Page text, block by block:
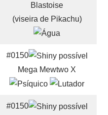
Blastoise
(viseira de Pikachu)
#0150
Mega Mewtwo X
#0150